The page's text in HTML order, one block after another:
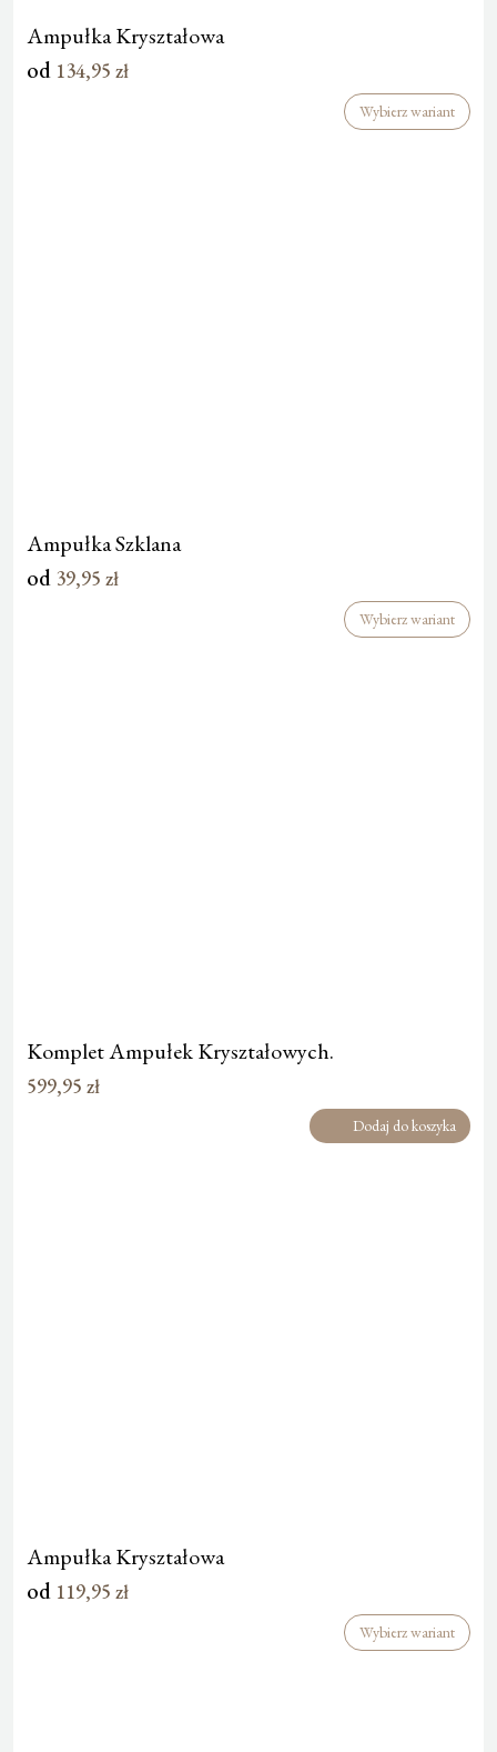
Ampułka Kryształowa
od 134,95 zł
Wybierz wariant
Ampułka Szklana
od 39,95 zł
Wybierz wariant
Komplet Ampułek Kryształowych.
599,95 zł
Dodaj do koszyka
Ampułka Kryształowa
od 119,95 zł
Wybierz wariant